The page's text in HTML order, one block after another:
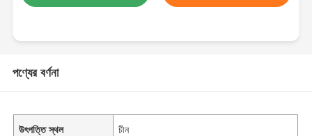
পণ্যের বর্ণনা
উৎপত্তি স্থল চীন